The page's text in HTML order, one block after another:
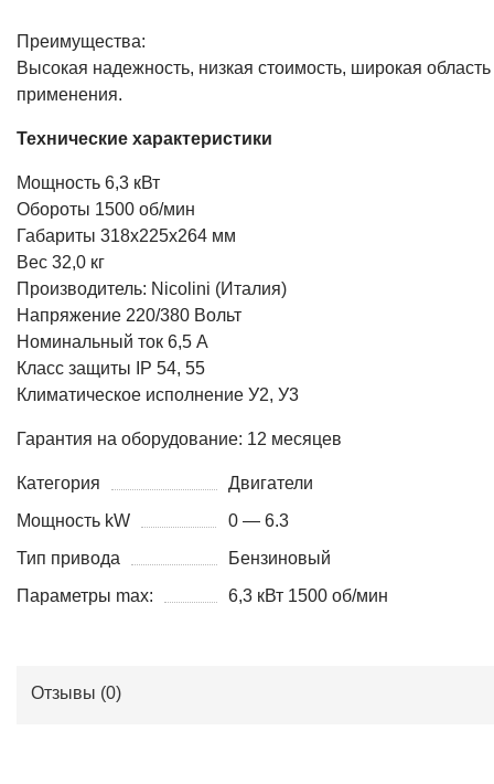
Преимущества:
Высокая надежность, низкая стоимость, широкая область
применения.
Технические характеристики
Мощность 6,3 кВт
Обороты 1500 об/мин
Габариты 318х225х264 мм
Вес 32,0 кг
Производитель: Nicolini (Италия)
Напряжение 220/380 Вольт
Номинальный ток 6,5 А
Класс защиты IP 54, 55
Климатическое исполнение У2, У3
Гарантия на оборудование: 12 месяцев
Категория
Двигатели
Мощность kW
0 — 6.3
Тип привода
Бензиновый
Параметры max:
6,3 кВт 1500 об/мин
Отзывы (0)